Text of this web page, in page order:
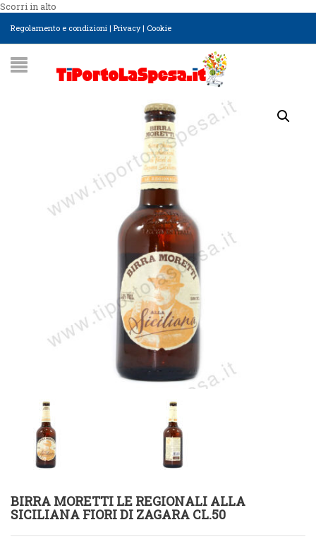
Scorri in alto
Regolamento e condizioni | Privacy| Cookie
BIRRA MORETTI LE REGIONALI ALLA
SICILIANA FIORI DI ZAGARA CL.50